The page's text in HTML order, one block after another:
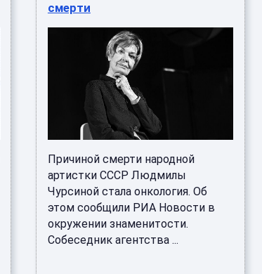
смерти
Причиной смерти народной
артистки СССР Людмилы
Чурсиной стала онкология. Об
этом сообщили РИА Новости в
окружении знаменитости.
Собеседник агентства ...